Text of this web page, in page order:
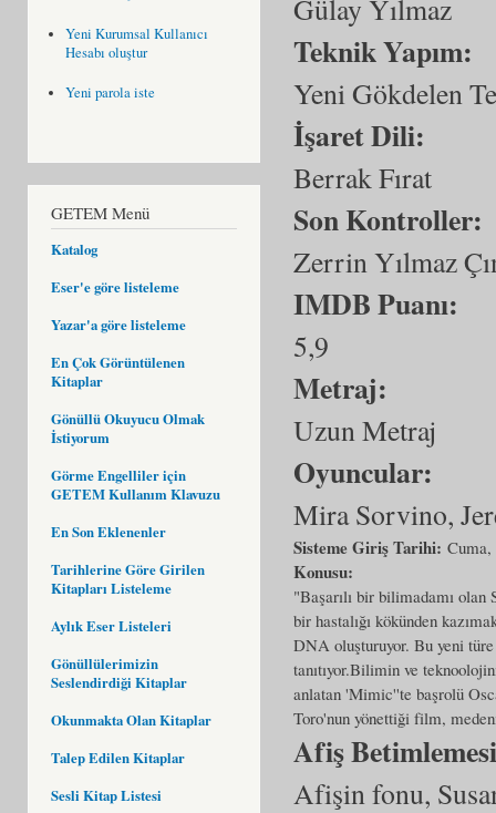
Yeni Kurumsal Kullanıcı
Hesabı oluştur
Yeni parola iste
GETEM Menü
Katalog
Eser'e göre listeleme
Yazar'a göre listeleme
En Çok Görüntülenen
Kitaplar
Gönüllü Okuyucu Olmak
İstiyorum
Görme Engelliler için
GETEM Kullanım Klavuzu
En Son Eklenenler
Tarihlerine Göre Girilen
Kitapları Listeleme
Aylık Eser Listeleri
Gönüllülerimizin
Seslendirdiği Kitaplar
Okunmakta Olan Kitaplar
Talep Edilen Kitaplar
Sesli Kitap Listesi
Gülay Yılmaz
Teknik Yapım:
Yeni Gökdelen
İşaret Dili:
Berrak Fırat
Son Kontroller:
Zerrin Yılmaz
IMDB Puanı:
5,9
Metraj:
Uzun Metraj
Oyuncular:
Mira Sorvino,
Sisteme Giriş Tarihi: Cuma,
Konusu:
"Başarılı bir bilimadamı olan
bir hastalığı kökünden
DNA oluşturuyor. Bu yeni türe
tanıtıyor.Bilimin ve
anlatan 'Mimic''te başrolü
Toro'nun yönettiği film,
Afiş
Afişin fonu,